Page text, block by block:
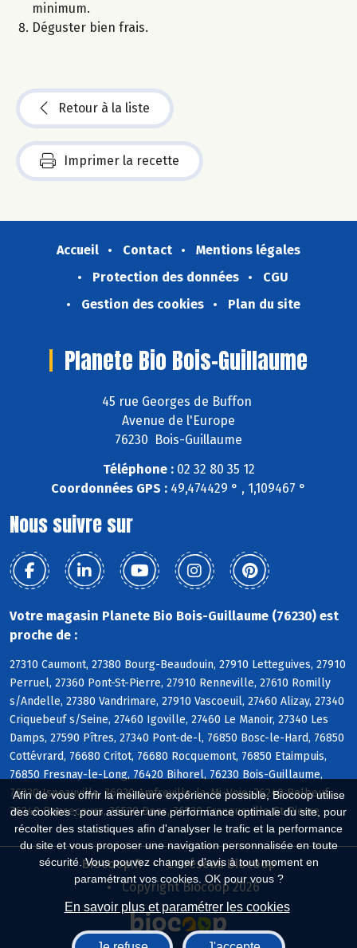
Afin de vous offrir la meilleure expérience possible, Biocoop utilise
des cookies : pour assurer une performance optimale du site, pour
récolter des statistiques afin d'analyser le trafic et la performance
du site et vous proposer une navigation personnalisée en toute
sécurité. Vous pouvez changer d'avis à tout moment en
paramétrant vos cookies. OK pour vous ?
En savoir plus et paramétrer les cookies
minimum.
Déguster bien frais.
Retour à la liste
Imprimer la recette
Accueil Contact
Mentions légales
Protection des données
CGU
Gestion des cookies
Plan du site
Planete Bio Bois-Guillaume
45 rue Georges de Buffon
Avenue de l'Europe
76230 Bois-Guillaume
Téléphone :02 32 80 35 12
Coordonnées GPS : 49,474429 ° , 1,109467 °
Nous suivre sur
Votre magasin Planete Bio Bois-Guillaume (76230) est
proche de :
27310 Caumont, 27380 Bourg-Beaudouin, 27910 Letteguives, 27910
Perruel, 27360 Pont-St-Pierre, 27910 Renneville, 27610 Romilly
s/Andelle, 27380 Vandrimare, 27910 Vascoeuil, 27460 Alizay, 27340
Criquebeuf s/Seine, 27460 Igoville, 27460 Le Manoir, 27340 Les
Damps, 27590 Pîtres, 27340 Pont-de-l, 76850 Bosc-le-Hard, 76850
Cottévrard, 76680 Critot, 76680 Rocquemont, 76850 Etaimpuis,
76850 Fresnay-le-Long, 76420 Bihorel, 76230 Bois-Guillaume,
76230 Isneauville, 76920 Amfreville-la-Mi-Voie, 76240 Belbeuf,
76240 Bonsecours, 76520 Boos, 76520 Franqueville-St-Pierre
Biocoop.fr
Le réseau Biocoop
Copyright Biocoop 2026